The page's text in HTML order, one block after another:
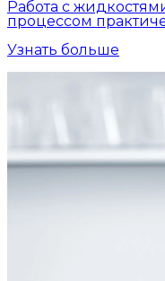
Работа с
процессом
Узнать больше